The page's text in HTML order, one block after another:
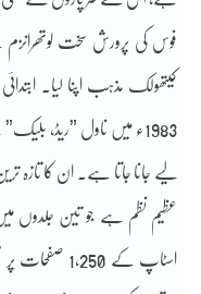
کیتھولک مذہب اپنا لیا۔
1983ء میں ناول ”ریڈ،
لیے جانا جاتا ہے۔ ان کا تازہ
عظیم نظم ہے جو تین جلدوں